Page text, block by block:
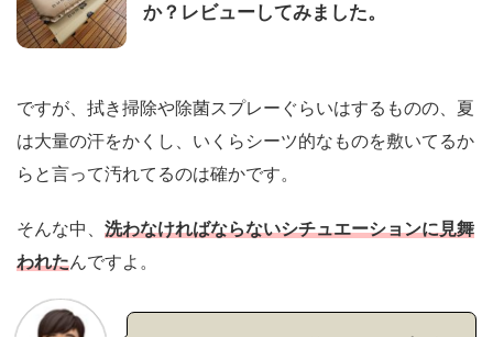
か？レビューしてみました。
ですが、拭き掃除や除菌スプレーぐらいはするものの、夏
は大量の汗をかくし、いくらシーツ的なものを敷いてるか
らと言って汚れてるのは確かです。
そんな中、 洗わなければならないシチュエーションに見舞
われたんですよ。